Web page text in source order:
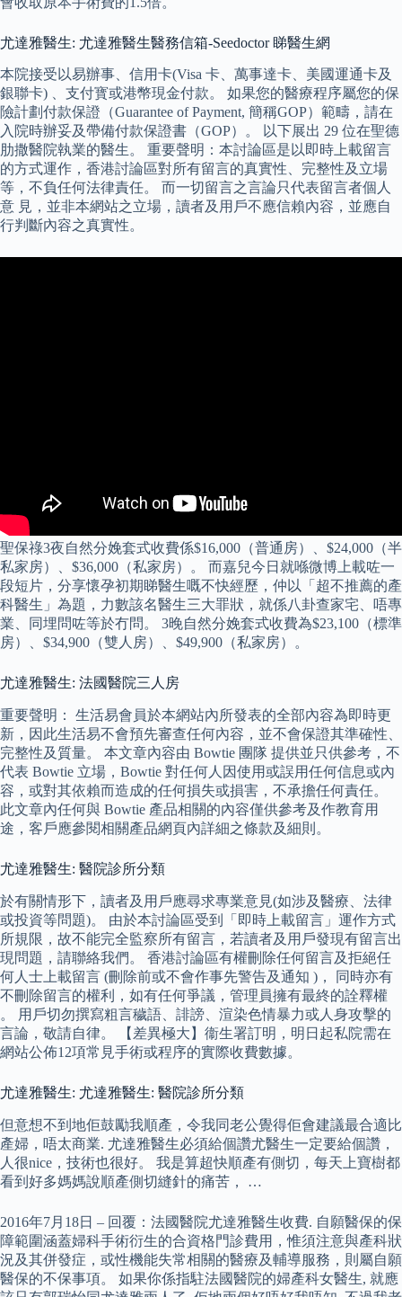
尤達雅醫生: 尤達雅醫生醫務信箱-Seedoctor 睇醫生網
本院接受以易辦事、信用卡(Visa 卡、萬事達卡、美國運通卡及
銀聯卡) 、支付寳或港幣現金付款。 如果您的醫療程序屬您的保
險計劃付款保證（Guarantee of Payment, 簡稱GOP）範疇，請在
入院時辦妥及帶備付款保證書（GOP）。 以下展出 29 位在聖德
肋撒醫院執業的醫生。 重要聲明：本討論區是以即時上載留言
的方式運作，香港討論區對所有留言的真實性、完整性及立場
等，不負任何法律責任。 而一切留言之言論只代表留言者個人
意 見，並非本網站之立場，讀者及用戶不應信賴內容，並應自
行判斷內容之真實性。
聖保祿3夜自然分娩套式收費係$16,000（普通房）、$24,000（半
私家房）、$36,000（私家房）。 而嘉兒今日就喺微博上載咗一
段短片，分享懷孕初期睇醫生嘅不快經歷，仲以「超不推薦的產
科醫生」為題，力數該名醫生三大罪狀，就係八卦查家宅、唔專
業、同埋問咗等於冇問。 3晚自然分娩套式收費為$23,100（標準
房）、$34,900（雙人房）、$49,900（私家房）。
尤達雅醫生: 法國醫院三人房
重要聲明： 生活易會員於本網站內所發表的全部內容為即時更
新，因此生活易不會預先審查任何內容，並不會保證其準確性、
完整性及質量。 本文章內容由 Bowtie 團隊 提供並只供參考，不
代表 Bowtie 立場，Bowtie 對任何人因使用或誤用任何信息或內
容，或對其依賴而造成的任何損失或損害，不承擔任何責任。
此文章內任何與 Bowtie 產品相關的內容僅供參考及作教育用
途，客戶應參閱相關產品網頁內詳細之條款及細則。
尤達雅醫生: 醫院診所分類
於有關情形下，讀者及用戶應尋求專業意見(如涉及醫療、法律
或投資等問題)。 由於本討論區受到「即時上載留言」運作方式
所規限，故不能完全監察所有留言，若讀者及用戶發現有留言出
現問題，請聯絡我們。 香港討論區有權刪除任何留言及拒絕任
何人士上載留言 (刪除前或不會作事先警告及通知 )， 同時亦有
不刪除留言的權利，如有任何爭議，管理員擁有最終的詮釋權
。 用戶切勿撰寫粗言穢語、誹謗、渲染色情暴力或人身攻擊的
言論，敬請自律。 【差異極大】衞生署訂明，明日起私院需在
網站公佈12項常見手術或程序的實際收費數據。
尤達雅醫生: 尤達雅醫生: 醫院診所分類
但意想不到地佢鼓勵我順產，令我同老公覺得佢會建議最合適比
產婦，唔太商業. 尤達雅醫生必須給個讚尤醫生一定要給個讚，
人很nice，技術也很好。 我是算超快順產有側切，每天上寶樹都
看到好多媽媽說順產側切縫針的痛苦， …
2016年7月18日 – 回覆：法國醫院尤達雅醫生收費. 自願醫保的保
障範圍涵蓋婦科手術衍生的合資格門診費用，惟須注意與產科狀
況及其併發症，或性機能失常相關的醫療及輔導服務，則屬自願
醫保的不保事項。 如果你係指駐法國醫院的婦產科女醫生, 就應